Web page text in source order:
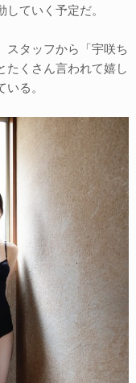
ていく予定だ。
スタッフから「宇咲ち
たくさん言われて嬉し
る。